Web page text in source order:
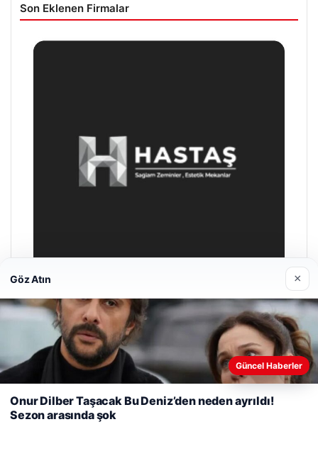
Son Eklenen Firmalar
Enes Kaplan Avukatlık Bürosu
28/04/2026
Web sitemizi nasıl kullandığınızı daha iyi anlayabilmek,
deneyiminizi kişiselleştirmek ve geliştirmek amacıyla çerezler
kullanıyoruz.
Çerez Politikamız
Reddet Kabul Et
Göz Atın ×
Güncel Haberler
Onur Dilber Taşacak Bu Deniz’den neden ayrıldı!
Sezon arasında şok